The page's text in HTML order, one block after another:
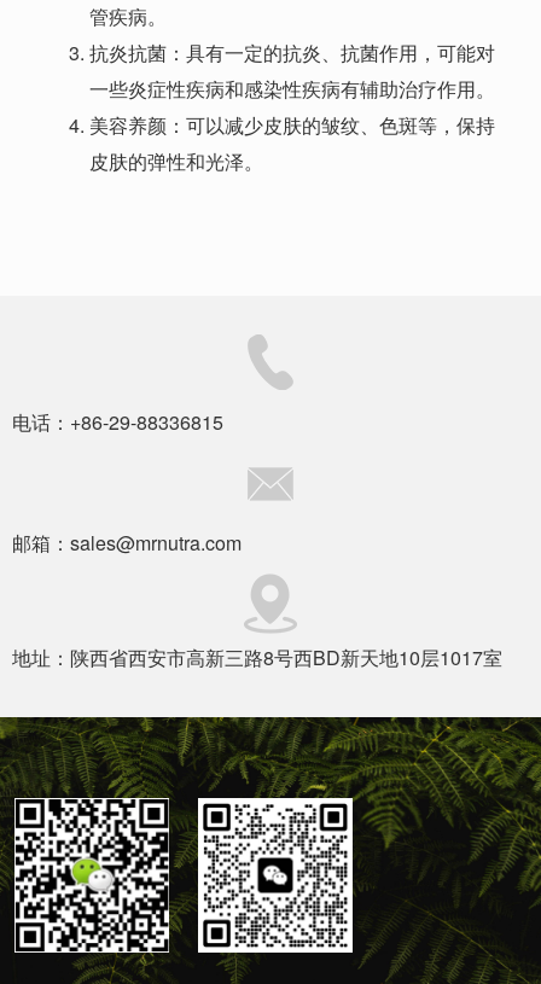
管疾病。
抗炎抗菌：具有一定的抗炎、抗菌作用，可能对
一些炎症性疾病和感染性疾病有辅助治疗作用。
美容养颜：可以减少皮肤的皱纹、色斑等，保持
皮肤的弹性和光泽。
电话：+86-29-88336815
邮箱：sales@mrnutra.com
地址：陕西省西安市高新三路8号西BD新天地10层1017室